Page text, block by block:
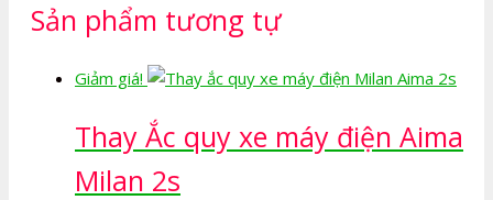
Sản phẩm tương tự
Giảm giá!
Thay Ắc quy xe máy điện Aima
Milan 2s